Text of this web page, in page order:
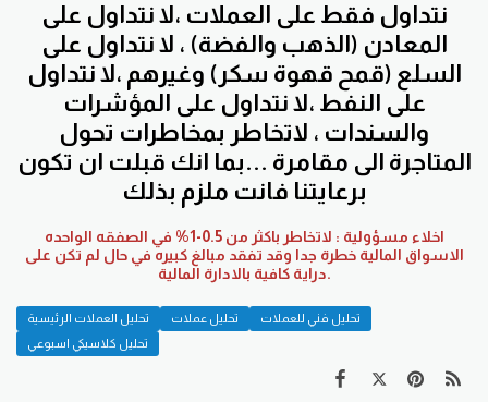
نتداول فقط على العملات ،لا نتداول على
المعادن (الذهب والفضة) ، لا نتداول على
السلع (قمح قهوة سكر) وغيرهم ،لا نتداول
على النفط ،لا نتداول على المؤشرات
والسندات ، لاتخاطر بمخاطرات تحول
المتاجرة الى مقامرة ...بما انك قبلت ان تكون
برعايتنا فانت ملزم بذلك
اخلاء مسؤولية : لاتخاطر باكثر من 0.5-1% في الصفقه الواحده
الاسواق المالية خطرة جدا وقد تفقد مبالغ كبيره في حال لم تكن على
دراية كافية بالادارة المالية.
تحليل العملات الرئيسية تحليل عملات
تحليل فني للعملات
تحليل كلاسيكي اسبوعي